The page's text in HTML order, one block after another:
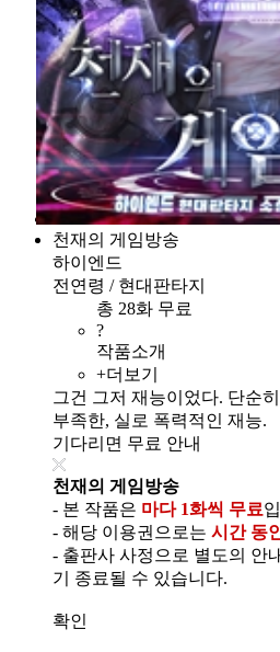
천재의 게임방송
하이엔드
전연령 / 현대판타지
총 28화 무료
?
작품소개
+더보기
그건 그저 재능이었다. 단순
부족한, 실로 폭력적인 재능.
기다리면 무료 안내
천재의 게임방송
- 본 작품은 마다 1화씩 무료
- 해당 이용권으로는 시간 동
- 출판사 사정으로 별도의 안
기 종료될 수 있습니다.
확인